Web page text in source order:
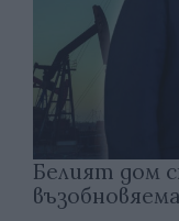
Белият дом